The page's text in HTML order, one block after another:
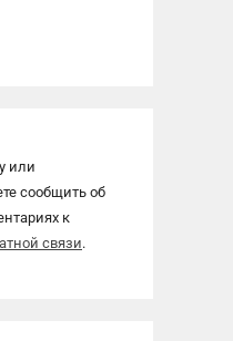
или
сообщить об
к
связи.